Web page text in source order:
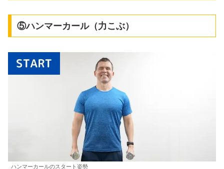
⑤ハンマーカール（力こぶ）
ハンマーカールのスタート姿勢